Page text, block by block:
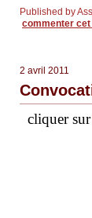
Published by
commenter
2 avril 2011
cliquer sur